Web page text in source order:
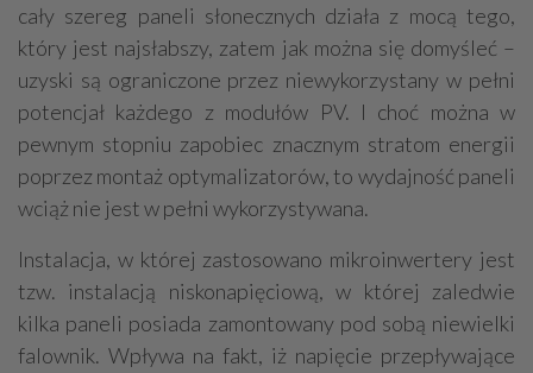
cały szereg paneli słonecznych działa z mocą tego,
który jest najsłabszy, zatem jak można się domyśleć –
uzyski są ograniczone przez niewykorzystany w pełni
potencjał każdego z modułów PV. I choć można w
pewnym stopniu zapobiec znacznym stratom energii
poprzez montaż optymalizatorów, to wydajność paneli
wciąż nie jest w pełni wykorzystywana.
Instalacja, w której zastosowano mikroinwertery jest
tzw. instalacją niskonapięciową, w której zaledwie
kilka paneli posiada zamontowany pod sobą niewielki
falownik. Wpływa na fakt, iż napięcie przepływające